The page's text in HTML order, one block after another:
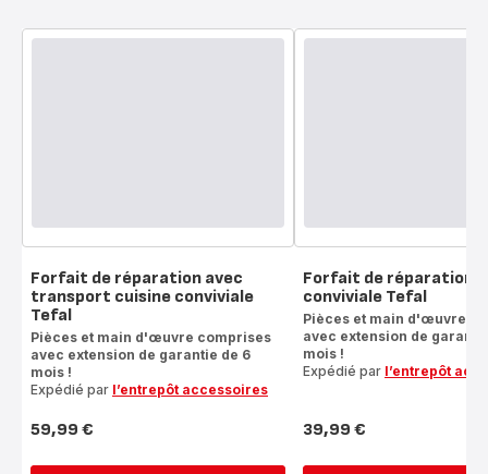
Forfait de réparation avec
transport cuisine conviviale
Tefal
Pièces et main d'œuvre comprises
avec extension de garantie de 6
mois !
Expédié par l’entrepôt accessoires
Prix
59,99 €
Forfait de réparation
conviviale Tefal
Pièces et main d'œuvre
avec extension de
mois !
Expédié par l’entrepôt
Prix
39,99 €